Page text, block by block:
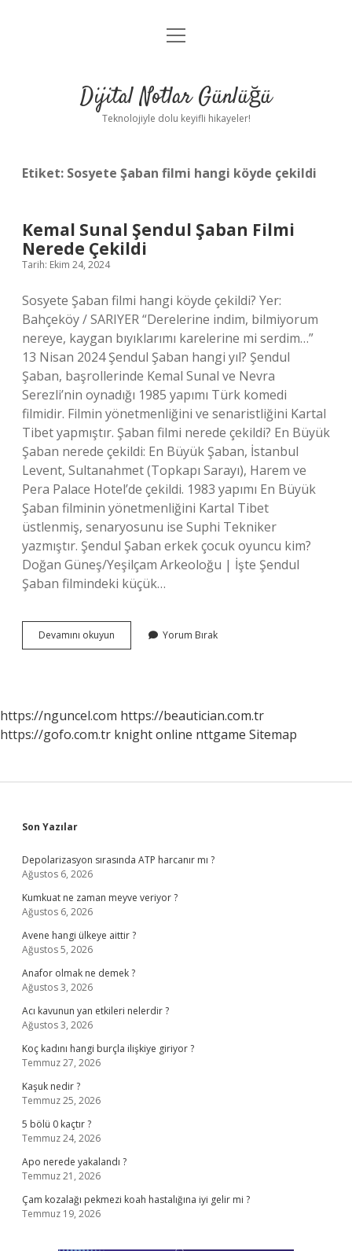
Anasayfa
Yasal Uyarı
menüyü
Dijital Notlar Günlüğü
Teknolojiyle dolu keyifli hikayeler!
Etiket: Sosyete Şaban filmi hangi köyde çekildi
Kemal Sunal Şendul Şaban Filmi
Nerede Çekildi
Tarih: Ekim 24, 2024
Sosyete Şaban filmi hangi köyde çekildi? Yer:
Bahçeköy / SARIYER “Derelerine indim, bilmiyorum
nereye, kaygan bıyıklarımı karelerine mi serdim…”
13 Nisan 2024 Şendul Şaban hangi yıl? Şendul
Şaban, başrollerinde Kemal Sunal ve Nevra
Serezli’nin oynadığı 1985 yapımı Türk komedi
filmidir. Filmin yönetmenliğini ve senaristliğini Kartal
Tibet yapmıştır. Şaban filmi nerede çekildi? En Büyük
Şaban nerede çekildi: En Büyük Şaban, İstanbul
Levent, Sultanahmet (Topkapı Sarayı), Harem ve
Pera Palace Hotel’de çekildi. 1983 yapımı En Büyük
Şaban filminin yönetmenliğini Kartal Tibet
üstlenmiş, senaryosunu ise Suphi Tekniker
yazmıştır. Şendul Şaban erkek çocuk oyuncu kim?
Doğan Güneş/Yeşilçam Arkeoloğu | İşte Şendul
Şaban filmindeki küçük…
Devamını okuyun
Sunal
Çekildi
Yorum Bırak
https://nguncel.com https://beautician.com.tr
https://gofo.com.tr knight online nttgame Sitemap
Sidebar
Son Yazılar
Depolarizasyon sırasında ATP harcanır mı ?
Ağustos 6, 2026
Kumkuat ne zaman meyve veriyor ?
Ağustos 6, 2026
Avene hangi ülkeye aittir ?
Ağustos 5, 2026
Anafor olmak ne demek ?
Ağustos 3, 2026
Acı kavunun yan etkileri nelerdir ?
Ağustos 3, 2026
Koç kadını hangi burçla ilişkiye giriyor ?
Temmuz 27, 2026
Kaşuk nedir ?
Temmuz 25, 2026
5 bölü 0 kaçtır ?
Temmuz 24, 2026
Apo nerede yakalandı ?
Temmuz 21, 2026
Çam kozalağı pekmezi koah hastalığına iyi gelir mi ?
Temmuz 19, 2026